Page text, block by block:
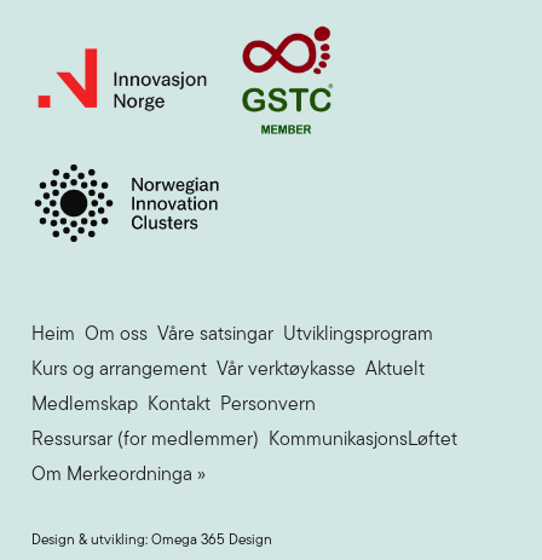
Heim Om oss Våre satsingar Utviklingsprogram
Kurs og arrangement Vår verktøykasse Aktuelt
Medlemskap
Kontakt
Personvern
Ressursar (for medlemmer)
KommunikasjonsLøftet
Om Merkeordninga »
Design & utvikling: Omega 365 Design